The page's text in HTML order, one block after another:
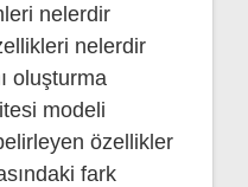
nelerdir
nelerdir
oluşturma
modeli
özellikler
fark